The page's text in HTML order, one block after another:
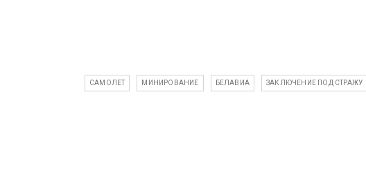
САМОЛЕТ МИНИРОВАНИЕ БЕЛАВИА ЗАКЛЮЧЕНИЕ ПОД СТРАЖУ